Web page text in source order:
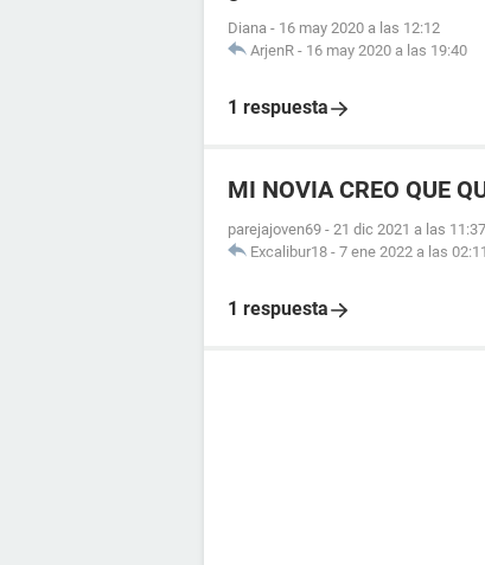
Diana - 16 may 2020 a las 12:12
ArjenR - 16 may 2020 a las 19:40
1 respuesta
MI NOVIA CREO QUE
parejajoven69 - 21 dic 2021 a las 11:37
Excalibur18 - 7 ene 2022 a las 02:11
1 respuesta